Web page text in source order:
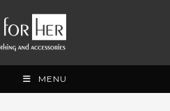
MENU